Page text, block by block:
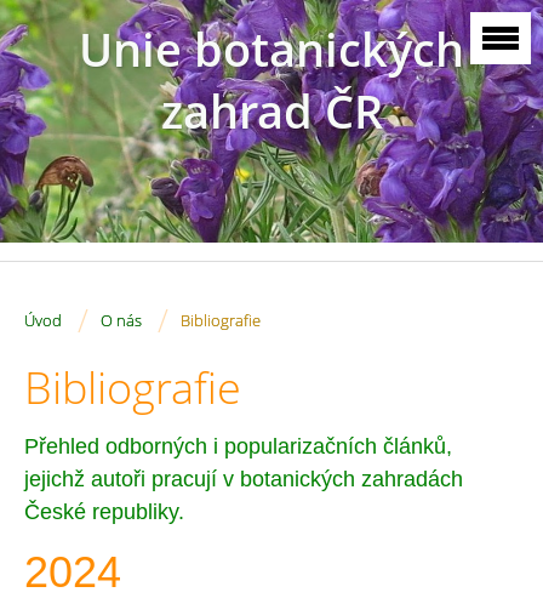
Unie botanických
zahrad ČR
Úvod / O nás / Bibliografie
Bibliografie
Přehled odborných i popularizačních článků,
jejichž autoři pracují v botanických zahradách
České republiky.
2024